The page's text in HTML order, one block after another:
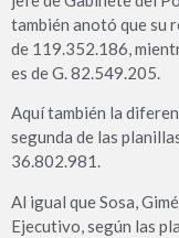
también anotó que su
de 119.352.186,
es de G. 82.549.205.
Aquí también la
segunda de las
36.802.981.
Al igual que Sosa,
Ejecutivo, según las